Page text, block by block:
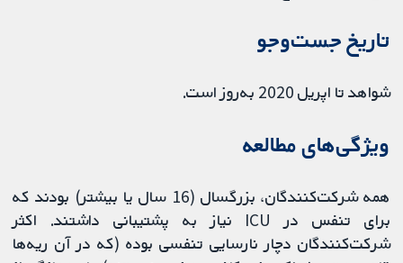
تاریخ جست‌وجو
شواهد تا اپریل 2020 به‌روز است.
ویژگی‌های مطالعه
همه شرکت‌کنندگان، بزرگسال (16 سال یا بیشتر) بودند که
برای تنفس در ICU نیاز به پشتیبانی داشتند. اکثر
شرکت‌کنندگان دچار نارسایی تنفسی بوده (که در آن ریه‌ها